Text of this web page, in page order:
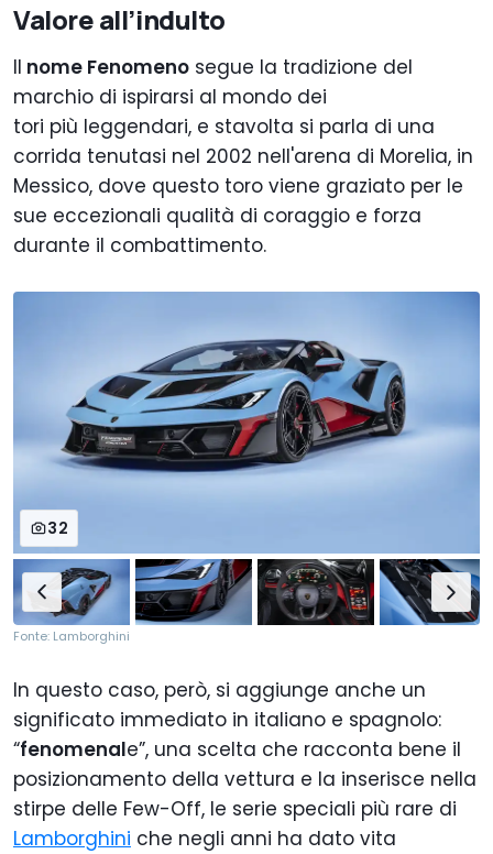
Valore all’indulto
Il nome Fenomeno segue la tradizione del
marchio di ispirarsi al mondo dei
tori più leggendari, e stavolta si parla di una
corrida tenutasi nel 2002 nell'arena di Morelia, in
Messico, dove questo toro viene graziato per le
sue eccezionali qualità di coraggio e forza
durante il combattimento.
32
Fonte: Lamborghini
In questo caso, però, si aggiunge anche un
significato immediato in italiano e spagnolo:
“fenomenale”, una scelta che racconta bene il
posizionamento della vettura e la inserisce nella
stirpe delle Few-Off, le serie speciali più rare di
Lamborghini che negli anni ha dato vita